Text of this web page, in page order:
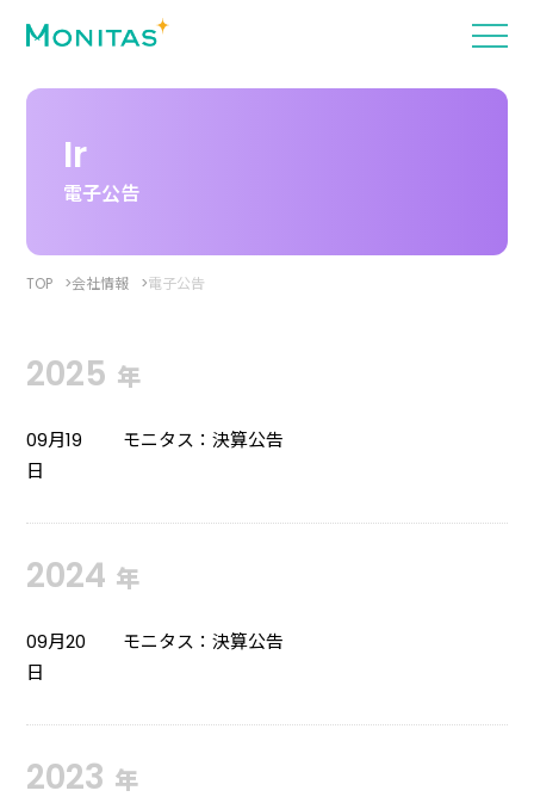
Ir
電子公告
TOP 会社情報 電子公告
2025 年
09月19
日
モニタス：決算公告
2024 年
09月20
日
モニタス：決算公告
2023 年